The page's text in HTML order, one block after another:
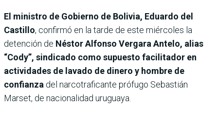
El ministro de Gobierno de Bolivia, Eduardo del
Castillo, confirmó en la tarde de este miércoles la
detención de Néstor Alfonso Vergara Antelo, alias
“Cody”, sindicado como supuesto facilitador en
actividades de lavado de dinero y hombre de
confianza del narcotraficante prófugo Sebastián
Marset, de nacionalidad uruguaya.